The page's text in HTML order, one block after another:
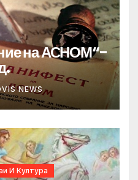
на АСНОМ“-
NEWS
И Култура